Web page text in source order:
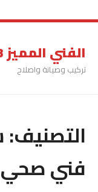
الفني المميز 0543626173
تركيب وصيانة واصلاح
التصنيف:
فني صحي